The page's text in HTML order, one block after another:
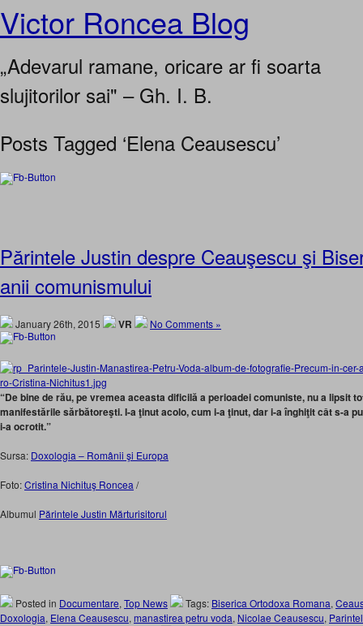
Victor Roncea Blog
„Adevarul ramane, oricare ar fi soarta
slujitorilor sai" – Gh. I. B.
Posts Tagged ‘Elena Ceausescu’
Părintele Justin despre Ceauşescu şi
anii comunismului
January 26th, 2015 VR No Comments »
“De bine de rău, pe vremea aceasta dificilă a perioadei comuniste, nu a lipsit
manifestările sărbătoreşti. I-a ţinut acolo, cum i-a ţinut, dar i-a înghiţit cât s-a
i-a ocrotit.”
Sursa: Doxologia – Românii şi Europa
Foto:Cristina Nichituş Roncea /
Albumul Părintele Justin Mărturisitorul
Posted in Documentare, Top News Tags: Biserica Ortodoxa Romana,
Doxologia, Elena Ceausescu, manastirea petru voda, Nicolae Ceausescu,